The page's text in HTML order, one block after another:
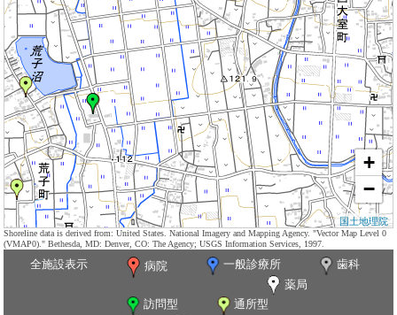
+
−
国土地理院
Shoreline data is derived from: United States. National Imagery and Mapping Agency. "Vector Map Level 0
(VMAP0)." Bethesda, MD: Denver, CO: The Agency; USGS Information Services, 1997.
全施設表示 病院 一般診療所
歯科
薬局
訪問型
通所型